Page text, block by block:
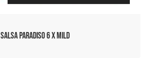
Salsa Paradiso 6 x Mild